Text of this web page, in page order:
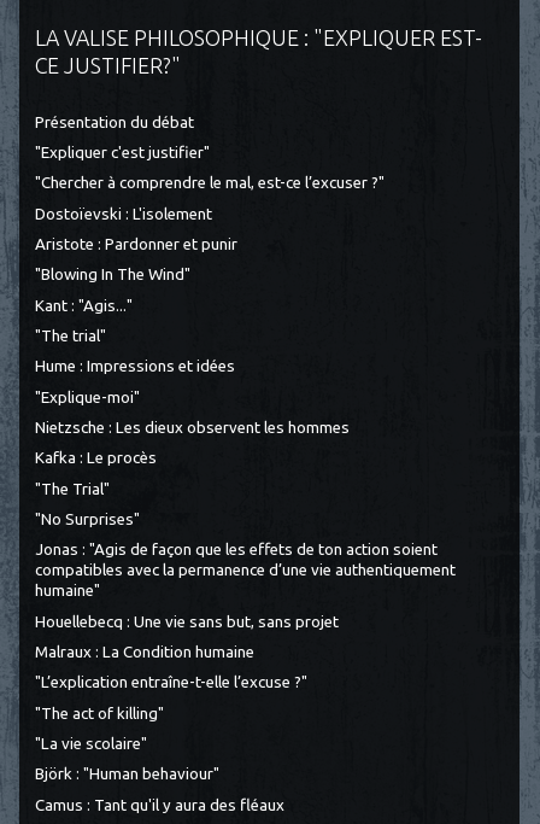
LA VALISE PHILOSOPHIQUE : "EXPLIQUER EST-
CE JUSTIFIER?"
Présentation du débat
"Expliquer c'est justifier"
"Chercher à comprendre le mal, est-ce l’excuser ?"
Dostoïevski : L'isolement
Aristote : Pardonner et punir
"Blowing In The Wind"
Kant : "Agis..."
"The trial"
Hume : Impressions et idées
"Explique-moi"
Nietzsche : Les dieux observent les hommes
Kafka : Le procès
"The Trial"
"No Surprises"
Jonas : "Agis de façon que les effets de ton action soient
compatibles avec la permanence d’une vie authentiquement
humaine"
Houellebecq : Une vie sans but, sans projet
Malraux : La Condition humaine
"L’explication entraîne-t-elle l’excuse ?"
"The act of killing"
"La vie scolaire"
Björk : "Human behaviour"
Camus : Tant qu'il y aura des fléaux